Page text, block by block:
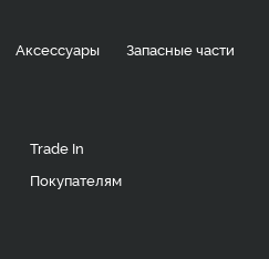
Аксессуары Запасные части
Trade In
Покупателям